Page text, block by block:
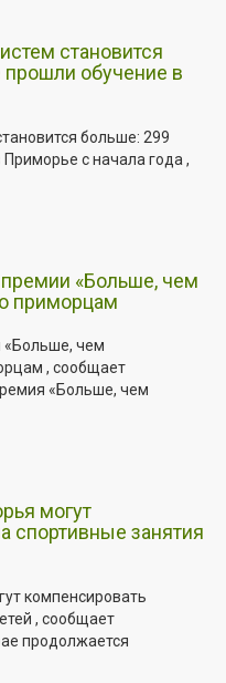
становится
обучение в
больше: 299
с начала года ,
«Больше, чем
приморцам
«Больше, чем
, сообщает
«Больше, чем
могут
спортивные занятия
компенсировать
, сообщает
продолжается